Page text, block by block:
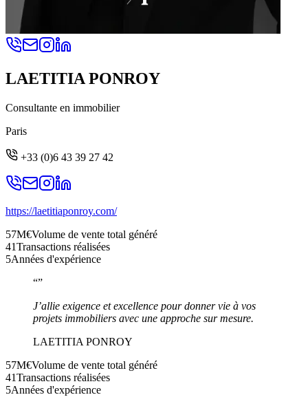
LAETITIA PONROY
Consultante en immobilier
Paris
+33 (0)6 43 39 27 42
https://laetitiaponroy.com/
57M€Volume de vente total généré
41Transactions réalisées
5Années d'expérience
“”
J’allie exigence et excellence pour donner vie à vos
projets immobiliers avec une approche sur mesure.
LAETITIA PONROY
57M€Volume de vente total généré
41Transactions réalisées
5Années d'expérience